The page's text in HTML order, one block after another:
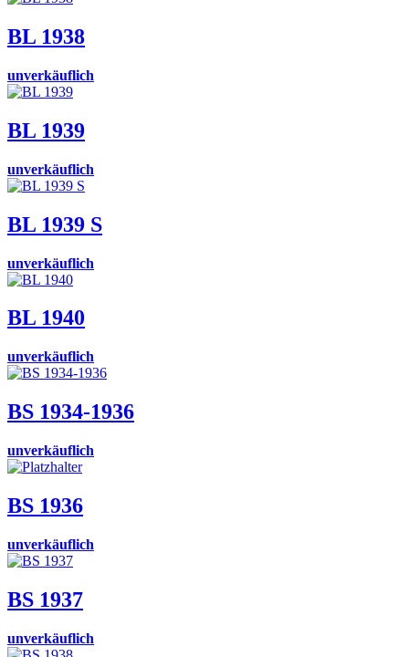
BL 1938
unverkäuflich
BL 1939
unverkäuflich
BL 1939 S
unverkäuflich
BL 1940
unverkäuflich
BS 1934-1936
unverkäuflich
BS 1936
unverkäuflich
BS 1937
unverkäuflich